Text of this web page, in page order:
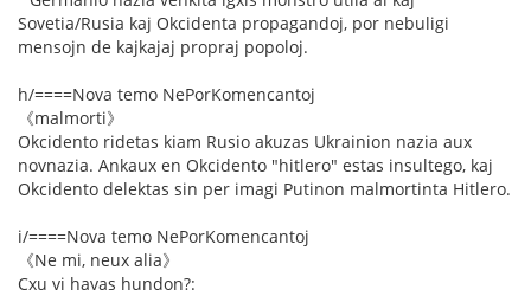
Sovetia/Rusia kaj Okcidenta propagandoj, por nebuligi
mensojn de kajkajaj propraj popoloj.
h/====Nova temo NePorKomencantoj
《malmorti》
Okcidento ridetas kiam Rusio akuzas Ukrainion nazia aux
novnazia. Ankaux en Okcidento "hitlero" estas insultego, kaj
Okcidento delektas sin per imagi Putinon malmortinta Hitlero.
i/====Nova temo NePorKomencantoj
《Ne mi, neux alia》
Cxu vi havas hundon?: